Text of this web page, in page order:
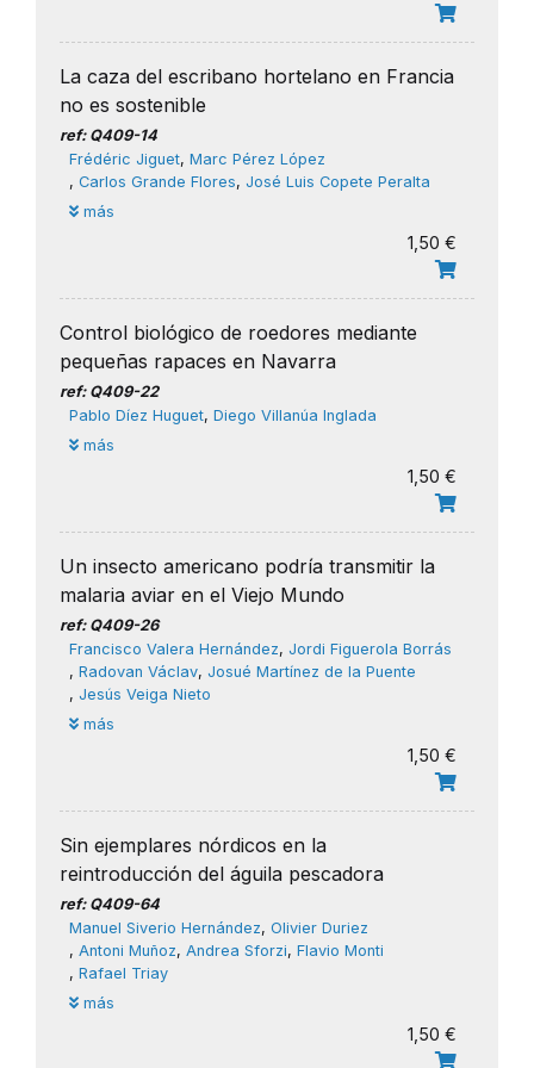
La caza del escribano hortelano en Francia
no es sostenible
ref: Q409-14
Frédéric Jiguet, Marc Pérez López
, Carlos Grande Flores, José Luis Copete Peralta
más
1,50 €
Control biológico de roedores mediante
pequeñas rapaces en Navarra
ref: Q409-22
Pablo Díez Huguet, Diego Villanúa Inglada
más
1,50 €
Un insecto americano podría transmitir la
malaria aviar en el Viejo Mundo
ref: Q409-26
Francisco Valera Hernández, Jordi Figuerola Borrás
, Radovan Václav, Josué Martínez de la Puente
, Jesús Veiga Nieto
más
1,50 €
Sin ejemplares nórdicos en la
reintroducción del águila pescadora
ref: Q409-64
Manuel Siverio Hernández, Olivier Duriez
, Antoni Muñoz, Andrea Sforzi, Flavio Monti
, Rafael Triay
más
1,50 €